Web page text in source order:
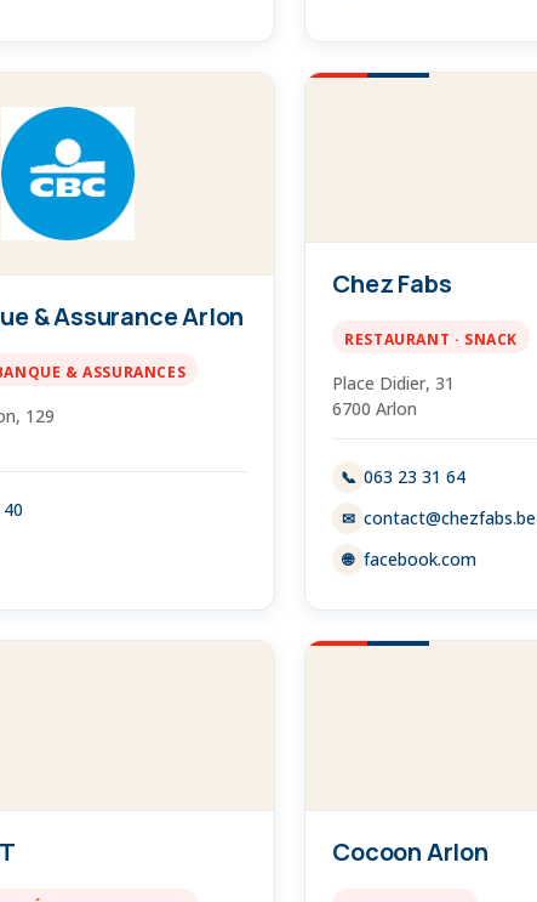
& Assurance Arlon
& ASSURANCES
129
Chez Fabs
RESTAURANT · SNACK
Place Didier, 31
6700 Arlon
📞 063 23 31 64
✉ contact@chezfabs.be
🌐 facebook.com
Cocoon Arlon